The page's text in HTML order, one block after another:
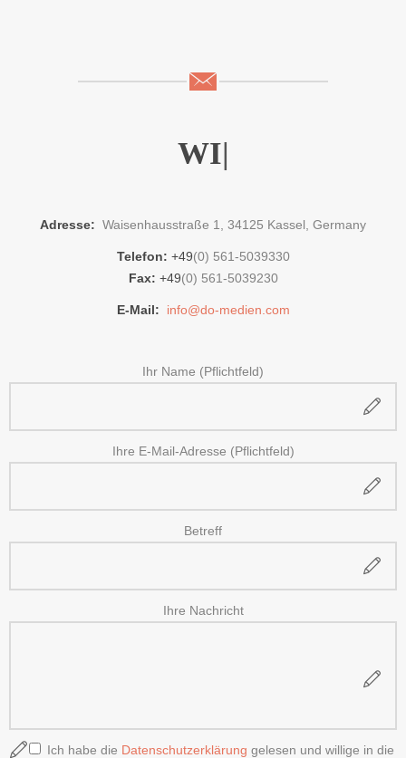
VO|
Adresse: Waisenhausstraße 1, 34125 Kassel, Germany
Telefon: +49(0) 561-5039330
Fax: +49(0) 561-5039230
E-Mail: info@do-medien.com
Ihr Name (Pflichtfeld)
Ihre E-Mail-Adresse (Pflichtfeld)
Betreff
Ihre Nachricht
Ich habe die Datenschutzerklärung gelesen und willige in die